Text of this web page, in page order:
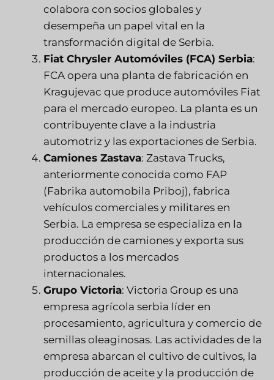
colabora con socios globales y
desempeña un papel vital en la
transformación digital de Serbia.
Fiat Chrysler Automóviles (FCA) Serbia:
FCA opera una planta de fabricación en
Kragujevac que produce automóviles Fiat
para el mercado europeo. La planta es un
contribuyente clave a la industria
automotriz y las exportaciones de Serbia.
Camiones Zastava: Zastava Trucks,
anteriormente conocida como FAP
(Fabrika automobila Priboj), fabrica
vehículos comerciales y militares en
Serbia. La empresa se especializa en la
producción de camiones y exporta sus
productos a los mercados
internacionales.
Grupo Victoria: Victoria Group es una
empresa agrícola serbia líder en
procesamiento, agricultura y comercio de
semillas oleaginosas. Las actividades de la
empresa abarcan el cultivo de cultivos, la
producción de aceite y la producción de